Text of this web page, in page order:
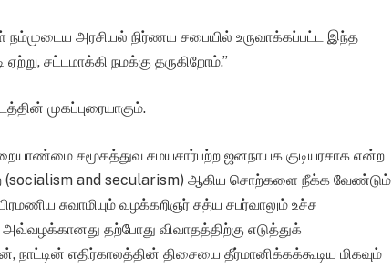
நம்முடைய அரசியல் நிர்ணய சபையில் உருவாக்கப்பட்ட இந்த
சட்டமாக்கி நமக்கு தருகிறோம்.”
முகப்புரையாகும்.
சமூகத்துவ சமயசார்பற்ற ஜனநாயக குடியரசாக என்ற
(socialism and secularism) ஆகிய சொற்களை நீக்க வேண்டும்
சுவாமியும் வழக்கறிஞர் சத்ய சபர்வாலும் உச்ச
தற்போது விவாதத்திற்கு எடுத்துக்
எதிர்காலத்தின் திசையை தீர்மானிக்கக்கூடிய மிகவும்